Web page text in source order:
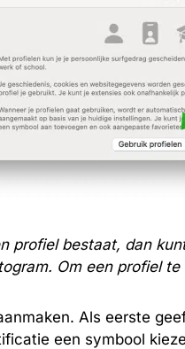
profiel bestaat, dan
Om een profiel
Als eerste
een symbool